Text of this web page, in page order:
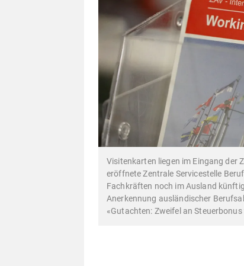
Visitenkarten liegen im Eingang der
eröffnete Zentrale Servicestelle
Fachkräften noch im Ausland
Anerkennung ausländischer
«Gutachten: Zweifel an